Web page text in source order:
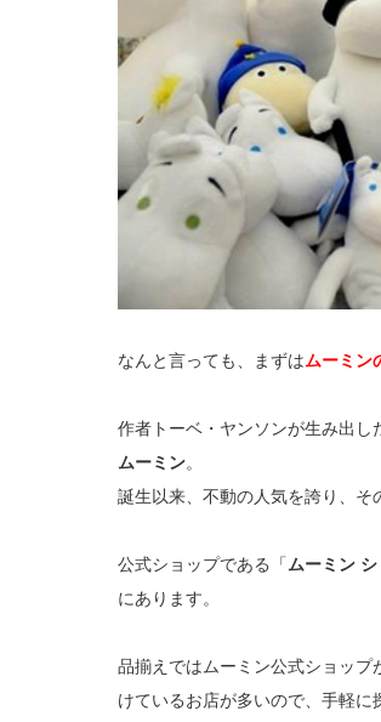
なんと言っても、まずはムーミン
作者トーベ・ヤンソンが生み出し
ムーミン。
誕生以来、不動の人気を誇り、そ
公式ショップである「ムーミン
にあります。
品揃えではムーミン公式ショッ
けているお店が多いので、手軽に